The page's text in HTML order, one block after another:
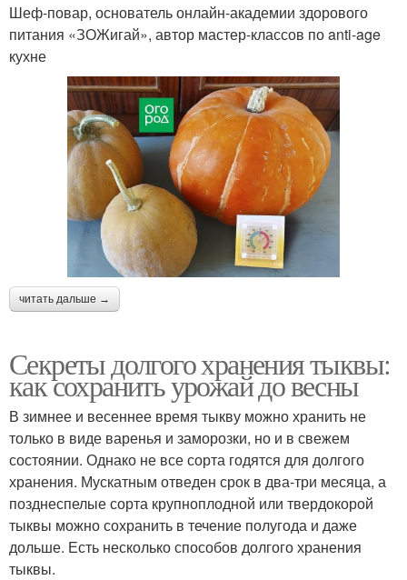
Шеф-повар, основатель онлайн-академии здорового
питания «ЗОЖигай», автор мастер-классов по anti-age
кухне
читать дальше →
Секреты долгого хранения тыквы:
как сохранить урожай до весны
В зимнее и весеннее время тыкву можно хранить не
только в виде варенья и заморозки, но и в свежем
состоянии. Однако не все сорта годятся для долгого
хранения. Мускатным отведен срок в два-три месяца, а
позднеспелые сорта крупноплодной или твердокорой
тыквы можно сохранить в течение полугода и даже
дольше. Есть несколько способов долгого хранения
тыквы.